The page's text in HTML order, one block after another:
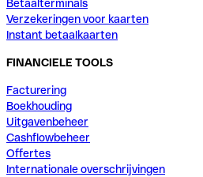
Betaalterminals
Verzekeringen voor kaarten
Instant betaalkaarten
FINANCIELE TOOLS
Facturering
Boekhouding
Uitgavenbeheer
Cashflowbeheer
Offertes
Internationale overschrijvingen